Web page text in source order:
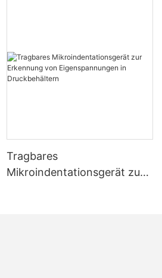
Tragbares
Mikroindentationsgerät zur